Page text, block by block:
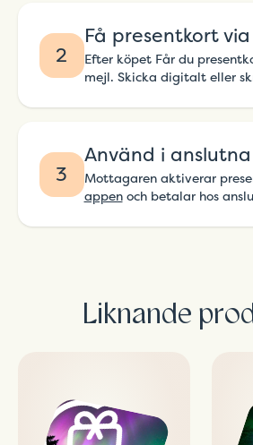
2
Få presentkort
Efter köpet Får du
mejl. Skicka digitalt eller
3
Använd i
Mottagaren aktiverar
appenoch betalar hos
Liknande